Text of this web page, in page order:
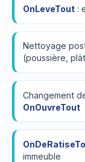
OnLeveTout:
Nettoyage
(poussière,
Changement
OnOuvreTout
immeuble